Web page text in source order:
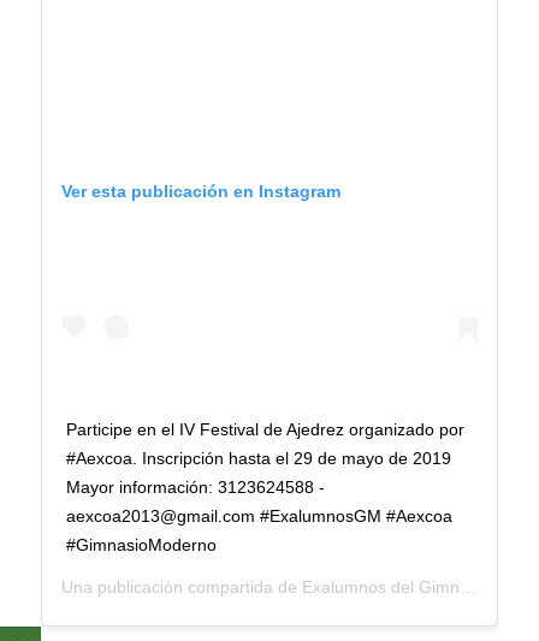
Ver esta publicación en Instagram
Participe en el IV Festival de Ajedrez organizado por
#Aexcoa. Inscripción hasta el 29 de mayo de 2019
Mayor información: 3123624588 -
aexcoa2013@gmail.com #ExalumnosGM #Aexcoa
#GimnasioModerno
Una publicación compartida de Exalumnos del Gimnasio Moderno